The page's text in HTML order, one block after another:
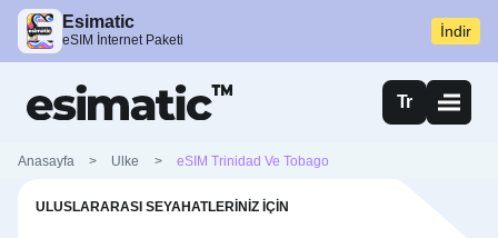
Esimatic
eSIM İnternet Paketi İndir
Tr
Anasayfa > Ulke > eSIM Trinidad Ve Tobago
ULUSLARARASI SEYAHATLERINIZ İÇIN